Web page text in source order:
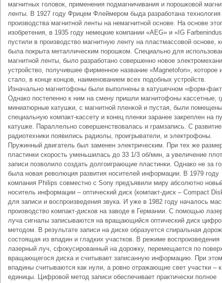
магнитных головок, применения подмагничивания и порошковой
ленты. В 1927 году Фрицем Флеймером быда разработана технология
производства магнитной ленты на немагнитной основе. На основе
изобретения, в 1935 году немецкие компании «АEG» и «IG
пустили в производство магнитную ленту на пластмассовой основе,
была покрыта металлическим порошком. Специально для
магнитной ленты, было разработано совершенно новое
устройство, получившее фирменное название «Magnetofon», которое
стало, в конце концов, наименованием всех подобных устройств.
Изначально магнитофоны были выполнены в катушечном «форм-
Однако постепенно к ним на смену пришли магнитофоны кассетные,
миниатюрные катушки, с магнитной пленкой и пустая, были
специальную компакт-кассету и конец пленки заранее закреплен на
катушке. Параллельно совершенствовалась и грамзапись. С
радиотехники появились радиолы, проигрыватели, и электрофоны.
Пружинный двигатель был заменен электрическим. При тех же
пластинки скорость уменьшилась до 33 1/3 об/мин, а увеличение
записи позволило создать долгоиграющие пластинки. Однако не за
была новая революция развития носителей информации. В 1979 году
компания Philips совместно с Sony предъявили миру абсолютно
носитель информации – оптический диск (компакт-диск – Compact
для записи и воспроизведения звука. И уже в 1982 году началось
производство компакт-дисков на заводе в Германии. С помощью
луча сигналы записываются на вращающийся оптический диск
методом. В результате записи на диске образуется спиральная
состоящая из впадин и гладких участков. В режиме воспроизведения
лазерный луч, сфокусированный на дорожку, перемещается по
вращающегося диска и считывает записанную информацию. При этом
впадины считываются как нули, а ровно отражающие свет участки –
единицы. Цифровой метод записи обеспечивает практически полное